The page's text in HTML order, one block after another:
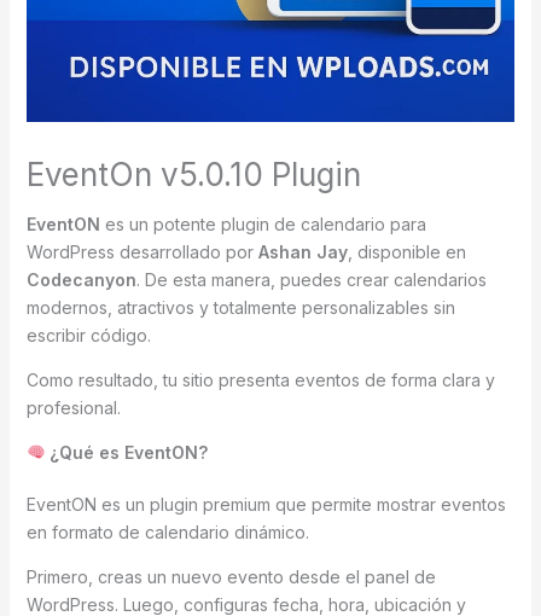
EventOn v5.0.10 Plugin
EventON es un potente plugin de calendario para
WordPress desarrollado por Ashan Jay, disponible en
Codecanyon. De esta manera, puedes crear calendarios
modernos, atractivos y totalmente personalizables sin
escribir código.
Como resultado, tu sitio presenta eventos de forma clara y
profesional.
¿Qué es EventON?
EventON es un plugin premium que permite mostrar eventos
en formato de calendario dinámico.
Primero, creas un nuevo evento desde el panel de
WordPress. Luego, configuras fecha, hora, ubicación y